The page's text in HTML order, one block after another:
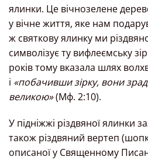
ялинки. Це вічнозелене
у вічне життя, яке нам
ж святкову ялинку ми
символізує ту вифлеємську
років тому вказала шлях
і «побачивши зірку, вони
великою»(Мф. 2:10).
У підніжжі різдвяної ялинки
також різдвяний вертеп
описаної у Священному